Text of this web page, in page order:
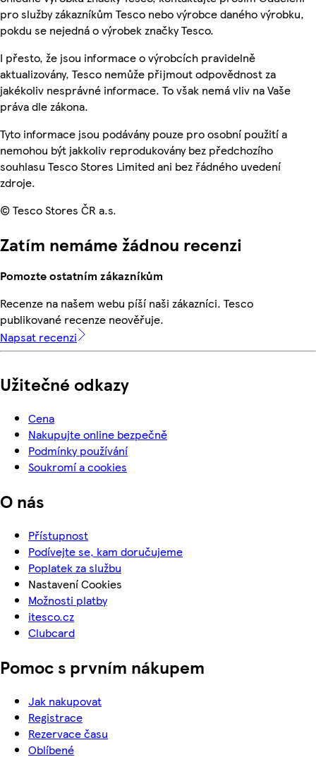
pro služby zákazníkům Tesco nebo výrobce daného výrobku,
pokdu se nejedná o výrobek značky Tesco.
I přesto, že jsou informace o výrobcích pravidelně
aktualizovány, Tesco nemůže přijmout odpovědnost za
jakékoliv nesprávné informace. To však nemá vliv na Vaše
práva dle zákona.
Tyto informace jsou podávány pouze pro osobní použití a
nemohou být jakkoliv reprodukovány bez předchozího
souhlasu Tesco Stores Limited ani bez řádného uvedení
zdroje.
© Tesco Stores ČR a.s.
Zatím nemáme žádnou recenzi
Pomozte ostatním zákazníkům
Recenze na našem webu píší naši zákazníci. Tesco
publikované recenze neověřuje.
Napsat recenzi
Užitečné odkazy
Cena
Nakupujte online bezpečně
Podmínky používání
Soukromí a cookies
O nás
Přístupnost
Podívejte se, kam doručujeme
Poplatek za službu
Nastavení Cookies
Možnosti platby
itesco.cz
Clubcard
Pomoc s prvním nákupem
Jak nakupovat
Registrace
Rezervace času
Oblíbené